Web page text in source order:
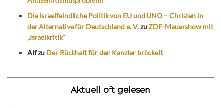
Die israelfeindliche Politik von EU und UNO – Christen in
der Alternative für Deutschland e. V.zuZDF-Mauershow mit
„Israelkritik“
Alfzu Der Rückhalt für den Kanzler bröckelt
Aktuell oft gelesen